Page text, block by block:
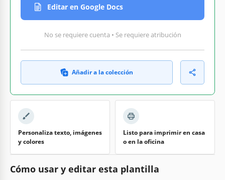
Editar en Google Docs
No se requiere cuenta • Se requiere atribución
Añadir a la colección
Personaliza texto, imágenes
y colores
Listo para imprimir en casa
o en la oficina
Cómo usar y editar esta plantilla